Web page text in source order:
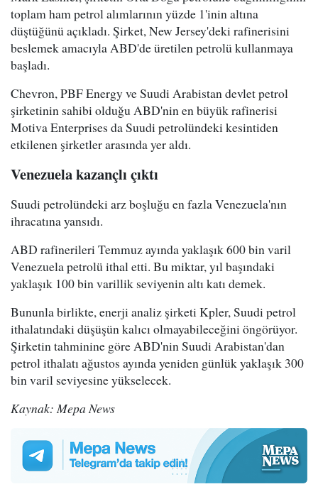
toplam ham petrol alımlarının yüzde 1'inin altına
düştüğünü açıkladı. Şirket, New Jersey'deki rafinerisini
beslemek amacıyla ABD'de üretilen petrolü kullanmaya
başladı.
Chevron, PBF Energy ve Suudi Arabistan devlet petrol
şirketinin sahibi olduğu ABD'nin en büyük rafinerisi
Motiva Enterprises da Suudi petrolündeki kesintiden
etkilenen şirketler arasında yer aldı.
Venezuela kazançlı çıktı
Suudi petrolündeki arz boşluğu en fazla Venezuela'nın
ihracatına yansıdı.
ABD rafinerileri Temmuz ayında yaklaşık 600 bin varil
Venezuela petrolü ithal etti. Bu miktar, yıl başındaki
yaklaşık 100 bin varillik seviyenin altı katı demek.
Bununla birlikte, enerji analiz şirketi Kpler, Suudi petrol
ithalatındaki düşüşün kalıcı olmayabileceğini öngörüyor.
Şirketin tahminine göre ABD'nin Suudi Arabistan'dan
petrol ithalatı ağustos ayında yeniden günlük yaklaşık 300
bin varil seviyesine yükselecek.
Kaynak: Mepa News